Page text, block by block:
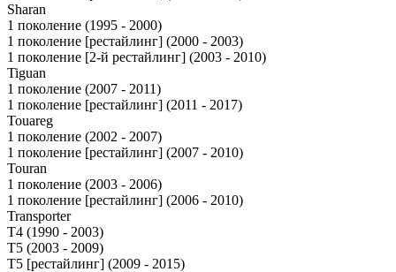
Sharan
1 поколение (1995 - 2000)
1 поколение [рестайлинг] (2000 - 2003)
1 поколение [2-й рестайлинг] (2003 - 2010)
Tiguan
1 поколение (2007 - 2011)
1 поколение [рестайлинг] (2011 - 2017)
Touareg
1 поколение (2002 - 2007)
1 поколение [рестайлинг] (2007 - 2010)
Touran
1 поколение (2003 - 2006)
1 поколение [рестайлинг] (2006 - 2010)
Transporter
T4 (1990 - 2003)
T5 (2003 - 2009)
T5 [рестайлинг] (2009 - 2015)